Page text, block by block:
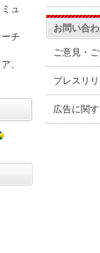
ュ
チ
、
お問い合
ご意見・
プレスリ
広告に関